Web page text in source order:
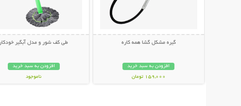
گیره مشکل گشا همه کاره
افزودن به سبد خرید
159,000 تومان
طی کف شور و مدل آبگیر خودکار
افزودن به سبد خرید
ناموجود